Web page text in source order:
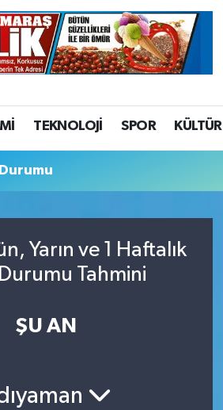
TEKNOLOJİ SPOR KÜLTÜR
Yarın ve 1 Haftalık
Tahmini
ŞU AN
Durumu ve Fikstür